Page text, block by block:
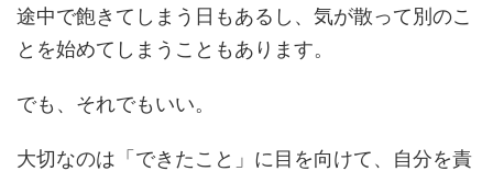
途中で飽きてしまう日もあるし、気が散って別のこ
とを始めてしまうこともあります。
でも、それでもいい。
大切なのは「できたこと」に目を向けて、自分を責